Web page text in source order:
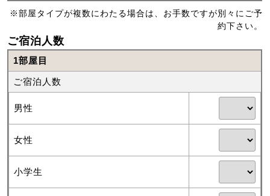
※部屋タイプが複数にわたる場合は、お手数ですが別々にご予
約下さい。
ご宿泊人数
1部屋目
ご宿泊人数
男性
女性
小学生